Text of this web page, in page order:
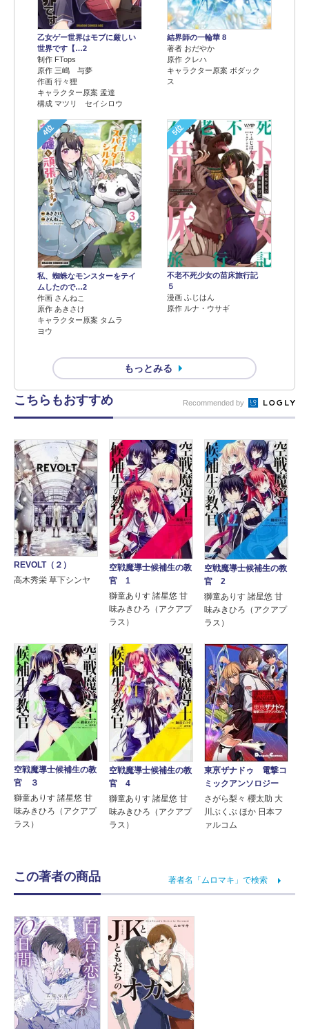
乙女ゲー世界はモブに厳しい
世界です【…2
制作 FTops
原作 三嶋 与夢
作画 行々狸
キャラクター原案 孟達
構成 マツリ セイシロウ
結界師の一輪華 8
著者 おだやか
原作 クレハ
キャラクター原案 ボダック
ス
4位
私、蜘蛛なモンスターをテイ
ムしたので…2
作画 さんねこ
原作 あきさけ
キャラクター原案 タムラ
ヨウ
5位
不老不死少女の苗床旅行記
５
漫画 ふじはん
原作 ルナ・ウサギ
もっとみる
こちらもおすすめ Recommended by
REVOLT（２）
高木秀栄 草下シンヤ
空戦魔導士候補生の教
官 1
獅童ありす 諸星悠 甘
味みきひろ（アクアプ
ラス）
空戦魔導士候補生の教
官 2
獅童ありす 諸星悠 甘
味みきひろ（アクアプ
ラス）
空戦魔導士候補生の教
官 ３
獅童ありす 諸星悠 甘
味みきひろ（アクアプ
ラス）
空戦魔導士候補生の教
官 4
獅童ありす 諸星悠 甘
味みきひろ（アクアプ
ラス）
東亰ザナドゥ 電撃コ
ミックアンソロジー
さがら梨々 櫻太助 大
川ぶくぶ ほか 日本フ
ァルコム
この著者の商品 著者名「ムロマキ」で検索